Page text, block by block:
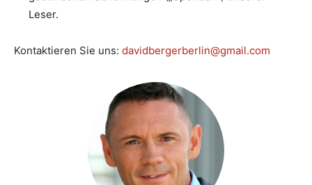
Leser.
Kontaktieren Sie uns: davidbergerberlin@gmail.com